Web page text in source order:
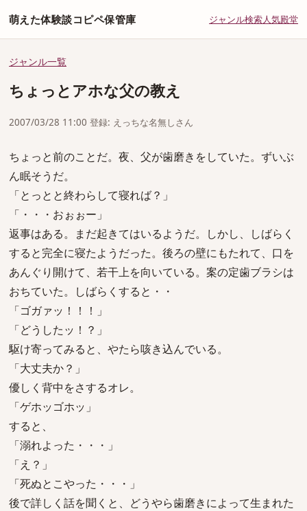
萌えた体験談コピペ保管庫 ジャンル検索人気殿堂
ジャンル一覧
ちょっとアホな父の教え
2007/03/28 11:00 登録: えっちな名無しさん
ちょっと前のことだ。夜、父が歯磨きをしていた。ずいぶ
ん眠そうだ。
「とっとと終わらして寝れば？」
「・・・おぉぉー」
返事はある。まだ起きてはいるようだ。しかし、しばらく
すると完全に寝たようだった。後ろの壁にもたれて、口を
あんぐり開けて、若干上を向いている。案の定歯ブラシは
おちていた。しばらくすると・・
「ゴガァッ！！！」
「どうしたッ！？」
駆け寄ってみると、やたら咳き込んでいる。
「大丈夫か？」
優しく背中をさするオレ。
「ゲホッゴホッ」
すると、
「溺れよった・・・」
「え？」
「死ぬとこやった・・・」
後で詳しく話を聞くと、どうやら歯磨きによって生まれた